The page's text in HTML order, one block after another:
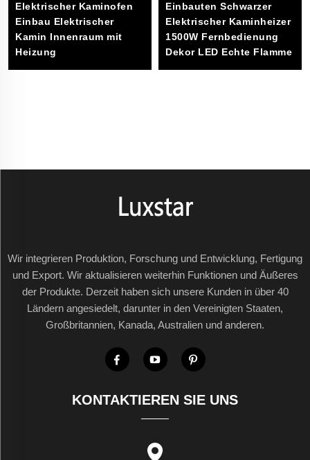
Elektrischer Kaminofen
Einbau Elektrischer
Kamin Innenraum mit
Heizung
Einbauten Schwarzer
Elektrischer Kaminheizer
1500W Fernbedienung
Dekor LED Echte Flamme
Wir integrieren Produktion, Forschung und Entwicklung, Fertigung
und Export. Wir aktualisieren weiterhin Funktionen und Äußeres
der Produkte. Derzeit haben sich unsere Kunden in über 40
Ländern angesiedelt, darunter in den Vereinigten Staaten,
Großbritannien, Kanada, Australien und anderen.
KONTAKTIEREN SIE UNS